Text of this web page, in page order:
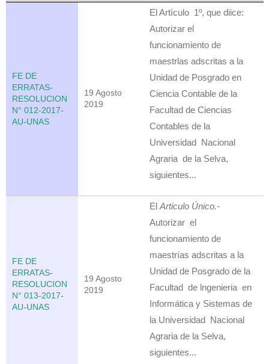
FE DE
ERRATAS-
RESOLUCION
N° 012-2017-
AU-UNAS
19 Agosto
2019
El Artículo 1º, que diice:
Autorizar el
funcionamiento de
maestrlas adscritas a la
Unidad de Posgrado en
Ciencia Contable de la
Facultad de Ciencias
Contables de la
Universidad Nacional
Agraria de la Selva,
siguientes...
FE DE
ERRATAS-
RESOLUCION
N° 013-2017-
AU-UNAS
19 Agosto
2019
ElArticulo Único.-
Autorizar el
funcionamiento de
maestrías adscritas a la
Unidad de Posgrado de la
Facultad de lngenieria en
Informática y Sistemas de
la Universidad Nacional
Agraria de la Selva,
siguientes...